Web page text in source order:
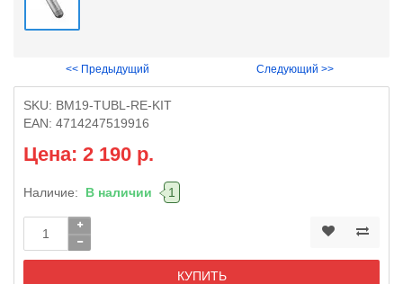
<< Предыдущий Следующий >>
SKU: BM19-TUBL-RE-KIT
EAN: 4714247519916
Цена: 2 190 р.
Наличие: В наличии 1
КУПИТЬ